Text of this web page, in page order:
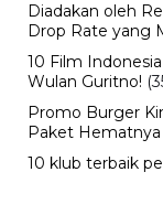
Jumat, 7 Agu 2026 -
Viral
BPK Ungkap
Jumat, 7 Agu 2026 - 15:20
Viral